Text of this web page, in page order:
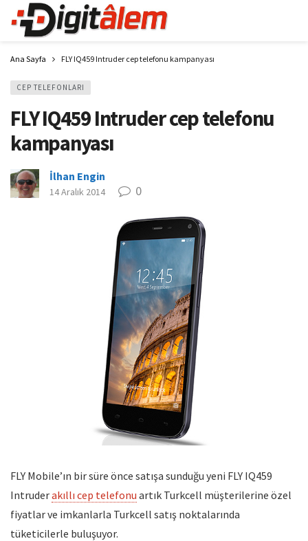
Ana Sayfa FLY IQ459 Intruder cep telefonu kampanyası
CEP TELEFONLARI
FLY IQ459 Intruder cep telefonu
kampanyası
İlhan Engin
14 Aralık 2014 0
FLY Mobile’ın bir süre önce satışa sunduğu yeni FLY IQ459
Intruderakıllı cep telefonu artık Turkcell müşterilerine özel
fiyatlar ve imkanlarla Turkcell satış noktalarında
tüketicilerle buluşuyor.